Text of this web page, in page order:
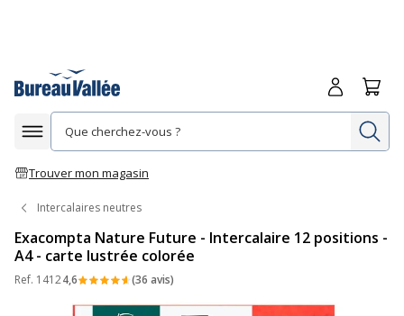
Afficher la navigation
Trouver mon magasin
Me
Intercalaires neutres
Exacompta Nature Future - Intercalaire 12 positions -
A4 - carte lustrée colorée
Ref. 14124,6 (36 avis)